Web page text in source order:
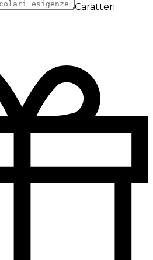
Caratteri